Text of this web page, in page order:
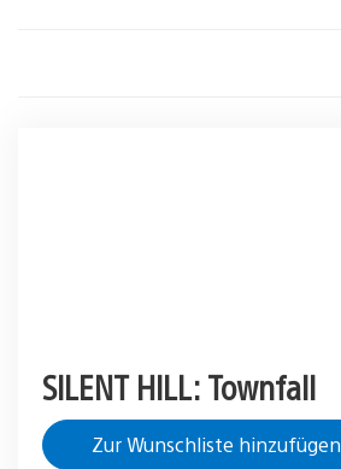
SILENT HILL: Townfall
Zur Wunschliste hinzufügen